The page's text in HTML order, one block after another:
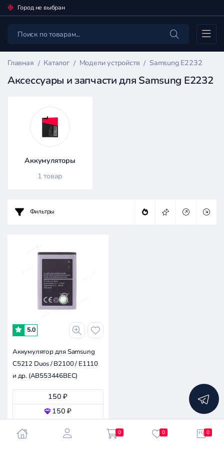
Город не выбран
Каталог
Главная Каталог Модели устройств Samsung E2232
Аксессуары и запчасти для Samsung E2232
Фильтр
товаров
Каталог
Аккумуляторы
1 товар
Фильтры
5.0
Аккумулятор для Samsung
C5212 Duos / B2100 / E1110
и др. (AB553446BEC)
150 ₽
150 ₽
Осталось мало
0 0 0